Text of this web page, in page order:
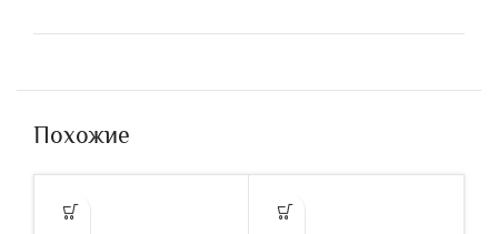
Похожие